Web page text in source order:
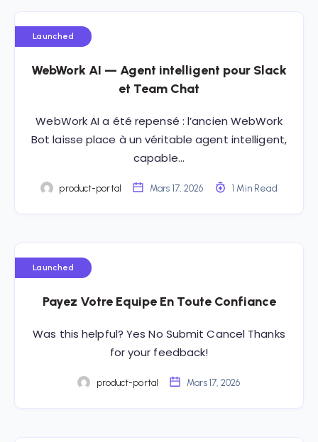
Launched
WebWork AI — Agent intelligent pour Slack
et Team Chat
WebWork AI a été repensé : l’ancien WebWork
Bot laisse place à un véritable agent intelligent,
capable…
product-portal Mars 17, 2026 1 Min Read
Launched
Payez Votre Equipe En Toute Confiance
Was this helpful? Yes No Submit Cancel Thanks
for your feedback!
product-portal Mars 17, 2026